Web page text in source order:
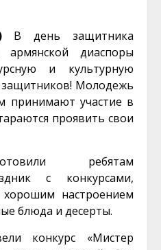
В день защитника
диаспоры
и культурную
защитников! Молодежь
принимают участие в
проявить свои
ребятам
с конкурсами,
настроением
блюда и десерты.
конкурс «Мистер